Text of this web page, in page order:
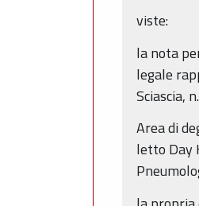
viste:
la nota
legale
Sciascia,
Area di
letto Day